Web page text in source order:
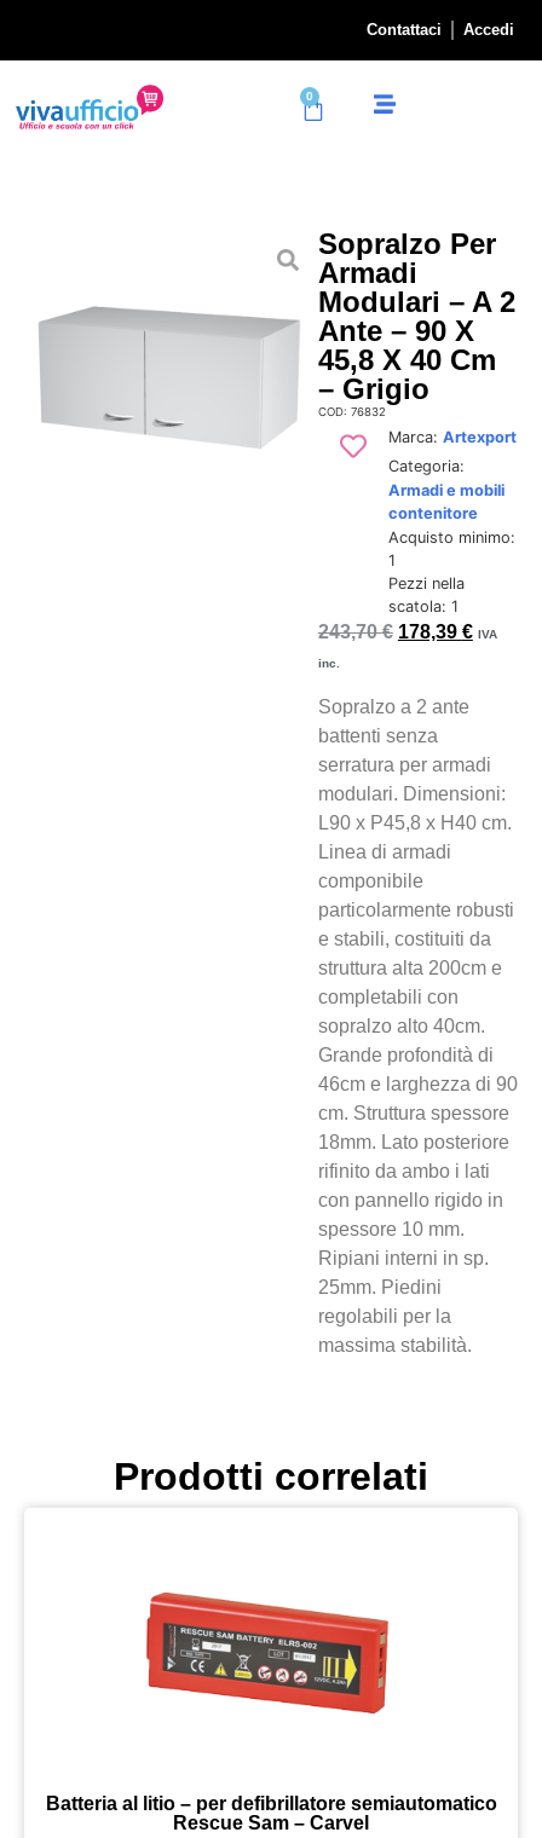
Contattaci Accedi
0
Sopralzo Per
Armadi
Modulari – A 2
Ante – 90 X
45,8 X 40 Cm
– Grigio
COD: 76832
Marca: Artexport
Categoria:
Armadi e mobili
contenitore
Acquisto minimo:
1
Pezzi nella
scatola: 1
243,70€ 178,39 € IVA
inc.
Sopralzo a 2 ante
battenti senza
serratura per armadi
modulari. Dimensioni:
L90 x P45,8 x H40 cm.
Linea di armadi
componibile
particolarmente robusti
e stabili, costituiti da
struttura alta 200cm e
completabili con
sopralzo alto 40cm.
Grande profondità di
46cm e larghezza di 90
cm. Struttura spessore
18mm. Lato posteriore
rifinito da ambo i lati
con pannello rigido in
spessore 10 mm.
Ripiani interni in sp.
25mm. Piedini
regolabili per la
massima stabilità.
Prodotti correlati
Batteria al litio – per defibrillatore semiautomatico
Rescue Sam – Carvel